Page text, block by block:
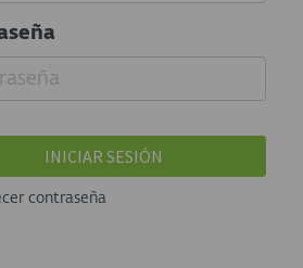
INICIAR SESIÓN
contraseña